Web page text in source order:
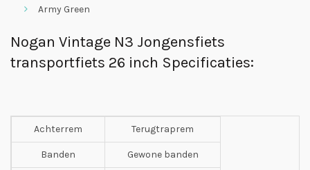
Army Green
Nogan Vintage N3 Jongensfiets
transportfiets 26 inch Specificaties:
Achterrem Terugtraprem
Banden Gewone banden